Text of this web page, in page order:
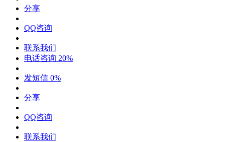
分享
QQ咨询
联系我们
电话咨询 20%
发短信 0%
分享
QQ咨询
联系我们